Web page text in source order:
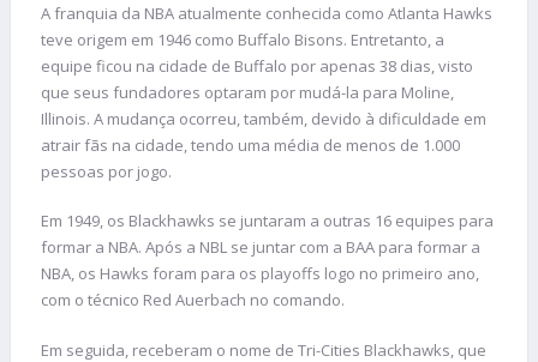
A franquia da NBA atualmente conhecida como Atlanta Hawks
teve origem em 1946 como Buffalo Bisons. Entretanto, a
equipe ficou na cidade de Buffalo por apenas 38 dias, visto
que seus fundadores optaram por mudá-la para Moline,
Illinois. A mudança ocorreu, também, devido à dificuldade em
atrair fãs na cidade, tendo uma média de menos de 1.000
pessoas por jogo.
Em 1949, os Blackhawks se juntaram a outras 16 equipes para
formar a NBA. Após a NBL se juntar com a BAA para formar a
NBA, os Hawks foram para os playoffs logo no primeiro ano,
com o técnico Red Auerbach no comando.
Em seguida, receberam o nome de Tri-Cities Blackhawks, que